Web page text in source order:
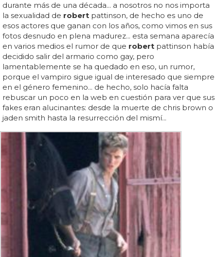
durante más de una década... a nosotros no nos importa
la sexualidad de robert pattinson, de hecho es uno de
esos actores que ganan con los años, como vimos en sus
fotos desnudo en plena madurez... esta semana aparecía
en varios medios el rumor de que robert pattinson había
decidido salir del armario como gay, pero
lamentablemente se ha quedado en eso, un rumor,
porque el vampiro sigue igual de interesado que siempre
en el género femenino... de hecho, solo hacía falta
rebuscar un poco en la web en cuestión para ver que sus
fakes eran alucinantes: desde la muerte de chris brown o
jaden smith hasta la resurrección del mismí...